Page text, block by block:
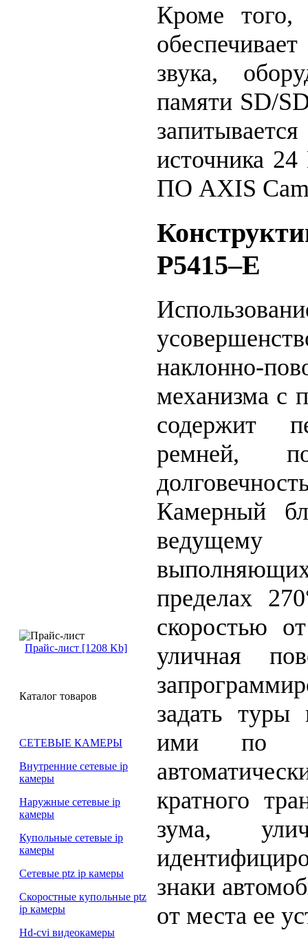
Прайс-лист [1208 Kb]
Каталог товаров
СЕТЕВЫЕ КАМЕРЫ
Внутренние сетевые ip
камеры
Наружные сетевые ip
камеры
Купольные сетевые ip
камеры
Сетевые ptz ip камеры
Скоростные купольные ptz
ip камеры
Hd-cvi видеокамеры
Кроме того,
звука,
памяти SD/
источника
ПО AXIS
P5415–E
наклонно-
механизма с
содержит
ремней,
Камерный
ведущему
выполняющих
пределах
скоростью
уличная
задать туры
ими по
кратного
зума,
знаки
от места ее